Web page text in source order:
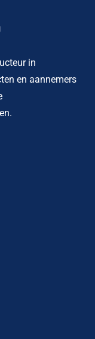
in
en aannemers